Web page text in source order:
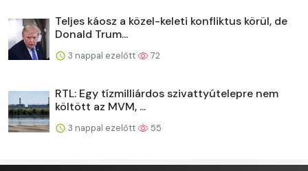
Teljes káosz a közel-keleti konfliktus körül, de
Donald Trum...
3 nappal ezelőtt 72
RTL: Egy tízmilliárdos szivattyútelepre nem
költött az MVM, ...
3 nappal ezelőtt 55